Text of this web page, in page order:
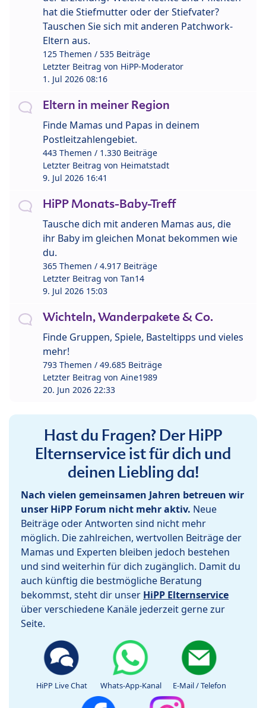
hat die Stiefmutter oder der Stiefvater?
Tauschen Sie sich mit anderen Patchwork-
Eltern aus.
125 Themen / 535 Beiträge
Letzter Beitrag von HiPP-Moderator
1. Jul 2026 08:16
Eltern in meiner Region
Finde Mamas und Papas in deinem
Postleitzahlengebiet.
443 Themen / 1.330 Beiträge
Letzter Beitrag von Heimatstadt
9. Jul 2026 16:41
HiPP Monats-Baby-Treff
Tausche dich mit anderen Mamas aus, die
ihr Baby im gleichen Monat bekommen wie
du.
365 Themen / 4.917 Beiträge
Letzter Beitrag von Tan14
9. Jul 2026 15:03
Wichteln, Wanderpakete & Co.
Finde Gruppen, Spiele, Basteltipps und vieles
mehr!
793 Themen / 49.685 Beiträge
Letzter Beitrag von Aine1989
20. Jun 2026 22:33
Hast du Fragen? Der HiPP
Elternservice ist für dich und
deinen Liebling da!
Nach vielen gemeinsamen Jahren betreuen wir
unser HiPP Forum nicht mehr aktiv. Neue
Beiträge oder Antworten sind nicht mehr
möglich. Die zahlreichen, wertvollen Beiträge der
Mamas und Experten bleiben jedoch bestehen
und sind weiterhin für dich zugänglich. Damit du
auch künftig die bestmögliche Beratung
bekommst, steht dir unser HiPP Elternservice
über verschiedene Kanäle jederzeit gerne zur
Seite.
HiPP Live Chat Whats-App-Kanal E-Mail / Telefon